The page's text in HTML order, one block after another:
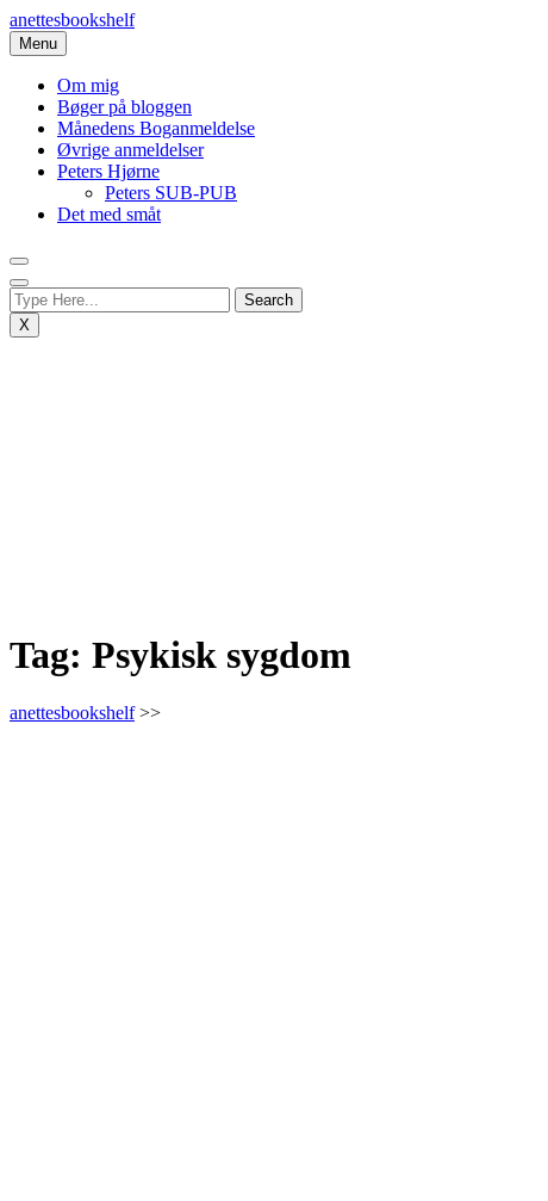
Skip
to
content
anettesbookshelf
Menu
Om mig
Bøger på bloggen
Månedens Boganmeldelse
Øvrige anmeldelser
Peters Hjørne
Peters SUB-PUB
Det med småt
X
Tag: Psykisk sygdom
anettesbookshelf>>